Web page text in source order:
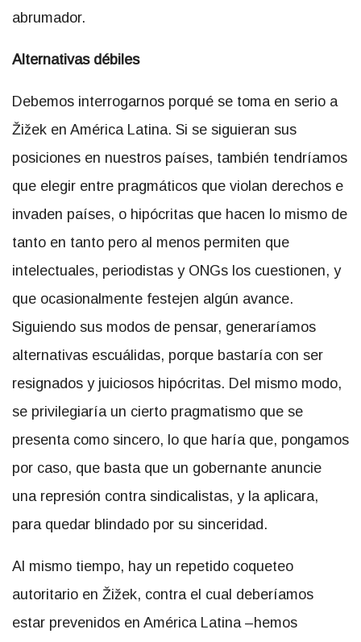
abrumador.
Alternativas débiles
Debemos interrogarnos porqué se toma en serio a
Žižek en América Latina. Si se siguieran sus
posiciones en nuestros países, también tendríamos
que elegir entre pragmáticos que violan derechos e
invaden países, o hipócritas que hacen lo mismo de
tanto en tanto pero al menos permiten que
intelectuales, periodistas y ONGs los cuestionen, y
que ocasionalmente festejen algún avance.
Siguiendo sus modos de pensar, generaríamos
alternativas escuálidas, porque bastaría con ser
resignados y juiciosos hipócritas. Del mismo modo,
se privilegiaría un cierto pragmatismo que se
presenta como sincero, lo que haría que, pongamos
por caso, que basta que un gobernante anuncie
una represión contra sindicalistas, y la aplicara,
para quedar blindado por su sinceridad.
Al mismo tiempo, hay un repetido coqueteo
autoritario en Žižek, contra el cual deberíamos
estar prevenidos en América Latina –hemos